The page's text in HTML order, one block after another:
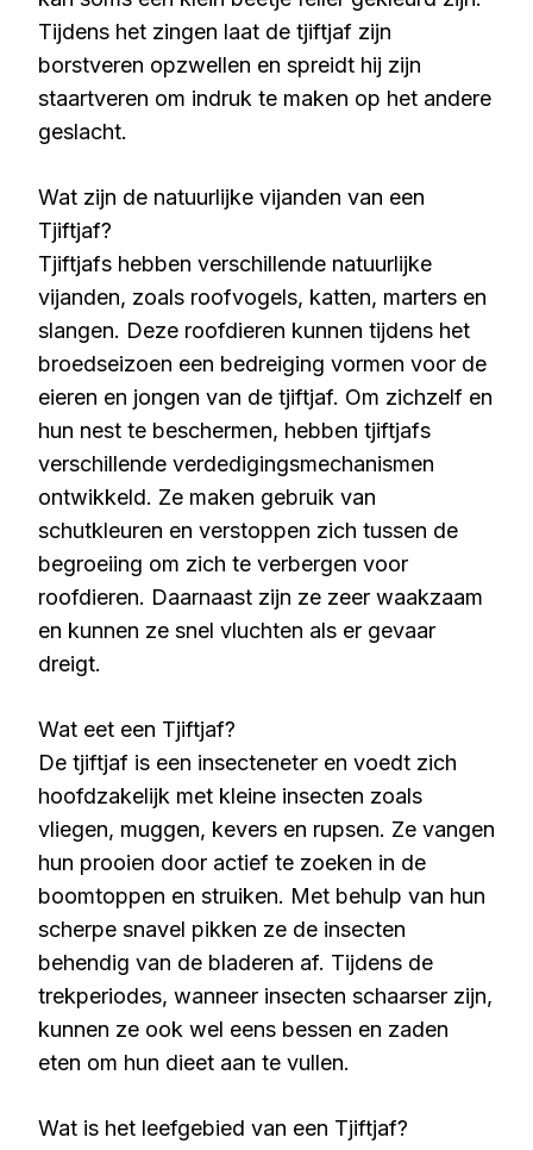
Tijdens het zingen laat de tjiftjaf zijn
borstveren opzwellen en spreidt hij zijn
staartveren om indruk te maken op het andere
geslacht.
Wat zijn de natuurlijke vijanden van een
Tjiftjaf?
Tjiftjafs hebben verschillende natuurlijke
vijanden, zoals roofvogels, katten, marters en
slangen. Deze roofdieren kunnen tijdens het
broedseizoen een bedreiging vormen voor de
eieren en jongen van de tjiftjaf. Om zichzelf en
hun nest te beschermen, hebben tjiftjafs
verschillende verdedigingsmechanismen
ontwikkeld. Ze maken gebruik van
schutkleuren en verstoppen zich tussen de
begroeiing om zich te verbergen voor
roofdieren. Daarnaast zijn ze zeer waakzaam
en kunnen ze snel vluchten als er gevaar
dreigt.
Wat eet een Tjiftjaf?
De tjiftjaf is een insecteneter en voedt zich
hoofdzakelijk met kleine insecten zoals
vliegen, muggen, kevers en rupsen. Ze vangen
hun prooien door actief te zoeken in de
boomtoppen en struiken. Met behulp van hun
scherpe snavel pikken ze de insecten
behendig van de bladeren af. Tijdens de
trekperiodes, wanneer insecten schaarser zijn,
kunnen ze ook wel eens bessen en zaden
eten om hun dieet aan te vullen.
Wat is het leefgebied van een Tjiftjaf?